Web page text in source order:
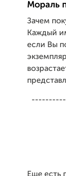
Мораль
Зачем
Каждый
если Вы